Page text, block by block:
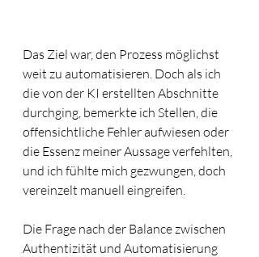
Das Ziel war, den Prozess möglichst
weit zu automatisieren. Doch als ich
die von der KI erstellten Abschnitte
durchging, bemerkte ich Stellen, die
offensichtliche Fehler aufwiesen oder
die Essenz meiner Aussage verfehlten,
und ich fühlte mich gezwungen, doch
vereinzelt manuell eingreifen.
Die Frage nach der Balance zwischen
Authentizität und Automatisierung